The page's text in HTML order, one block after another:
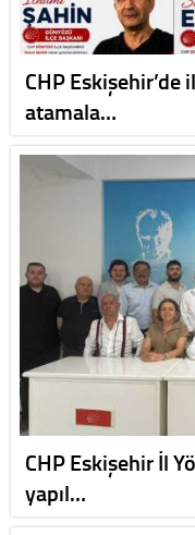
CHP Eskişehir’de
atamala…
CHP Eskişehir İl
yapıl…